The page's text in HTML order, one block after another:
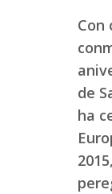
Con
de
ha